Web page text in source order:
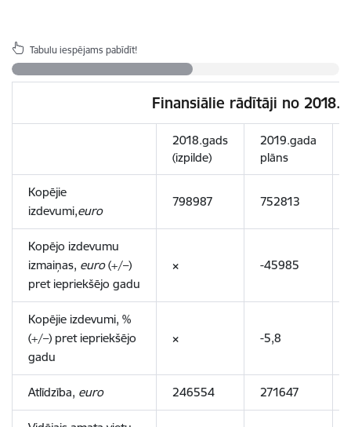
Tabulu iespējams pabīdīt!
Finansiālie rādītāji no 2018.
2018.gads
(izpilde)
2019.gada
plāns
Kopējie
izdevumi,euro
798987 752813
Kopējo izdevumu
izmaiņas, euro(+/–)
pret iepriekšējo gadu
× -45985
Kopējie izdevumi, %
(+/–) pret iepriekšējo
gadu
× -5,8
Atlīdzība, euro 246554 271647